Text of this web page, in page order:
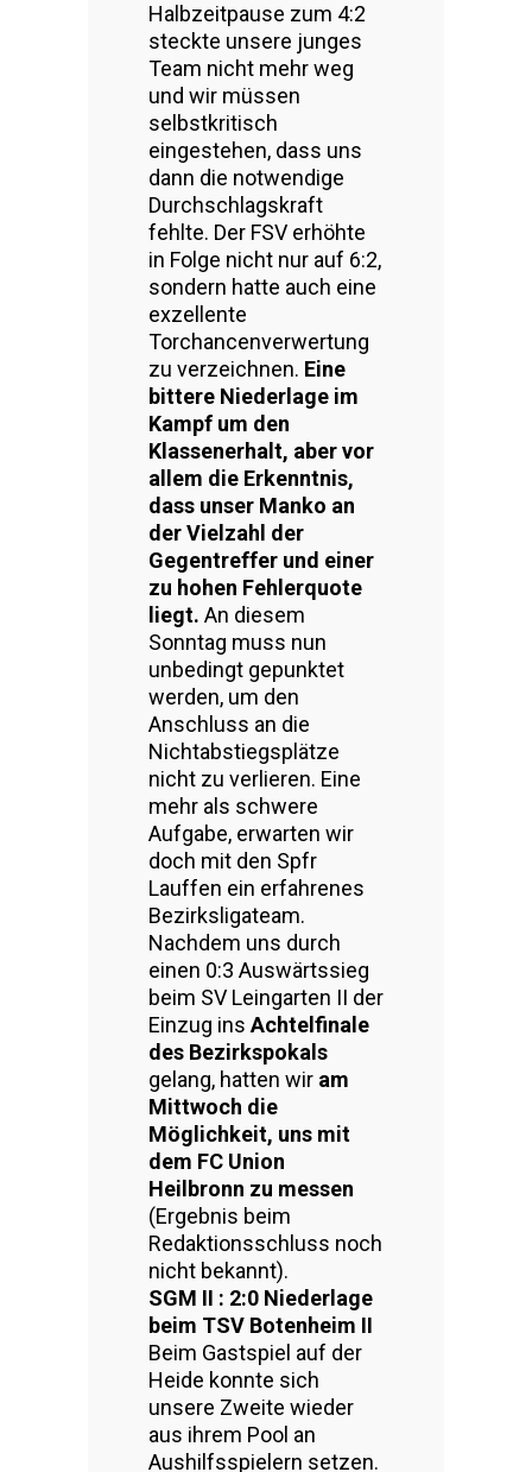
Halbzeitpause zum 4:2
steckte unsere junges
Team nicht mehr weg
und wir müssen
selbstkritisch
eingestehen, dass uns
dann die notwendige
Durchschlagskraft
fehlte. Der FSV erhöhte
in Folge nicht nur auf 6:2,
sondern hatte auch eine
exzellente
Torchancenverwertung
zu verzeichnen. Eine
bittere Niederlage im
Kampf um den
Klassenerhalt, aber vor
allem die Erkenntnis,
dass unser Manko an
der Vielzahl der
Gegentreffer und einer
zu hohen Fehlerquote
liegt. An diesem
Sonntag muss nun
unbedingt gepunktet
werden, um den
Anschluss an die
Nichtabstiegsplätze
nicht zu verlieren. Eine
mehr als schwere
Aufgabe, erwarten wir
doch mit den Spfr
Lauffen ein erfahrenes
Bezirksligateam.
Nachdem uns durch
einen 0:3 Auswärtssieg
beim SV Leingarten II der
Einzug ins Achtelfinale
des Bezirkspokals
gelang, hatten wir am
Mittwoch die
Möglichkeit, uns mit
dem FC Union
Heilbronn zu messen
(Ergebnis beim
Redaktionsschluss noch
nicht bekannt).
SGM II : 2:0 Niederlage
beim TSV Botenheim II
Beim Gastspiel auf der
Heide konnte sich
unsere Zweite wieder
aus ihrem Pool an
Aushilfsspielern setzen.